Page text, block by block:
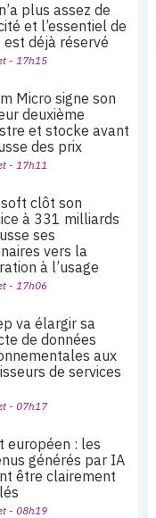
plus assez de
et l’essentiel de
déjà réservé
- 17h15
Micro signe son
deuxième
et stocke avant
des prix
- 17h11
clôt son
à 331 milliards
ses
vers la
à l’usage
- 17h06
va élargir sa
de données
aux
de services
- 07h17
européen : les
générés par IA
être clairement
- 08h19